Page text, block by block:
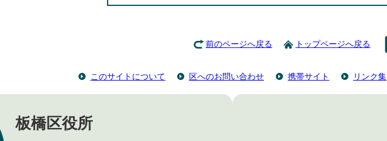
前のページへ戻る トップページへ戻る
このサイトについて 区へのお問い合わせ 携帯サイト リンク集
板橋区役所